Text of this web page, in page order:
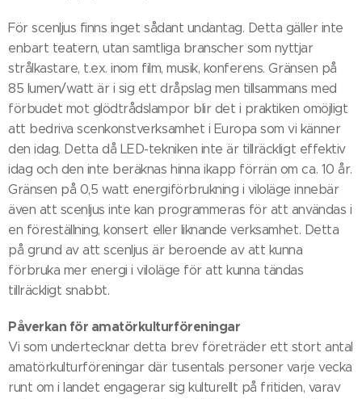
För scenljus finns inget sådant undantag. Detta gäller inte
enbart teatern, utan samtliga branscher som nyttjar
strålkastare, t.ex. inom film, musik, konferens. Gränsen på
85 lumen/watt är i sig ett dråpslag men tillsammans med
förbudet mot glödtrådslampor blir det i praktiken omöjligt
att bedriva scenkonstverksamhet i Europa som vi känner
den idag. Detta då LED-tekniken inte är tillräckligt effektiv
idag och den inte beräknas hinna ikapp förrän om ca. 10 år.
Gränsen på 0,5 watt energiförbrukning i viloläge innebär
även att scenljus inte kan programmeras för att användas i
en föreställning, konsert eller liknande verksamhet. Detta
på grund av att scenljus är beroende av att kunna
förbruka mer energi i viloläge för att kunna tändas
tillräckligt snabbt.
Påverkan för amatörkulturföreningar
Vi som undertecknar detta brev företräder ett stort antal
amatörkulturföreningar där tusentals personer varje vecka
runt om i landet engagerar sig kulturellt på fritiden, varav